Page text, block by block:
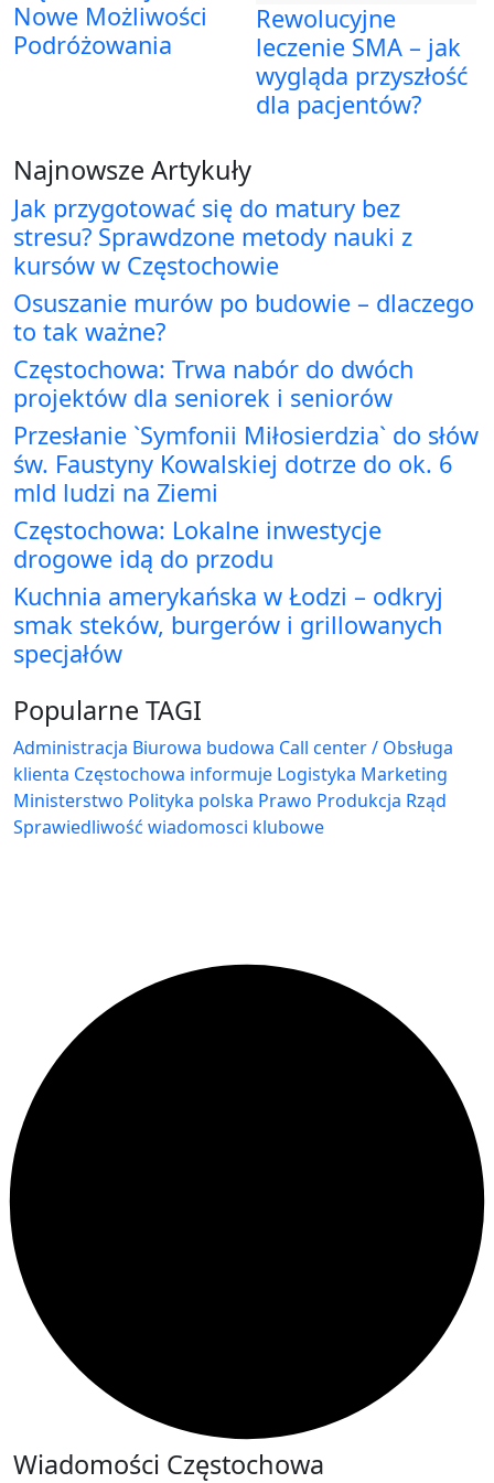
Nowe Możliwości
Podróżowania
Rewolucyjne
leczenie SMA – jak
wygląda przyszłość
dla pacjentów?
Najnowsze Artykuły
Jak przygotować się do matury bez
stresu? Sprawdzone metody nauki z
kursów w Częstochowie
Osuszanie murów po budowie – dlaczego
to tak ważne?
Częstochowa: Trwa nabór do dwóch
projektów dla seniorek i seniorów
Przesłanie `Symfonii Miłosierdzia` do słów
św. Faustyny Kowalskiej dotrze do ok. 6
mld ludzi na Ziemi
Częstochowa: Lokalne inwestycje
drogowe idą do przodu
Kuchnia amerykańska w Łodzi – odkryj
smak steków, burgerów i grillowanych
specjałów
Popularne TAGI
Administracja Biurowa budowa Call center / Obsługa
klienta Częstochowa informuje Logistyka Marketing
Ministerstwo Polityka polska Prawo Produkcja Rząd
Sprawiedliwość wiadomosci klubowe
Wiadomości Częstochowa